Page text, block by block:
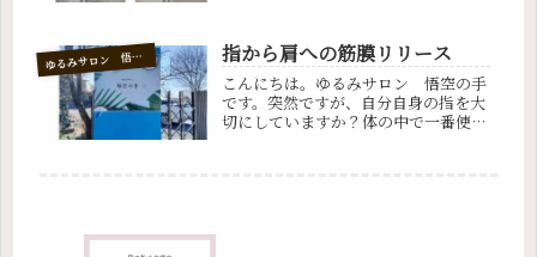
動していて、今でも働きに出ているパ
ワフルなお客様。元々腰が弱いとの...
ゆ
るみサロン 悟空の手 指から肩への筋膜リリース
こんにちは。ゆるみサロン 悟空の手
です。突然ですが、自分自身の指を大
切にしていますか？体の中で一番使う